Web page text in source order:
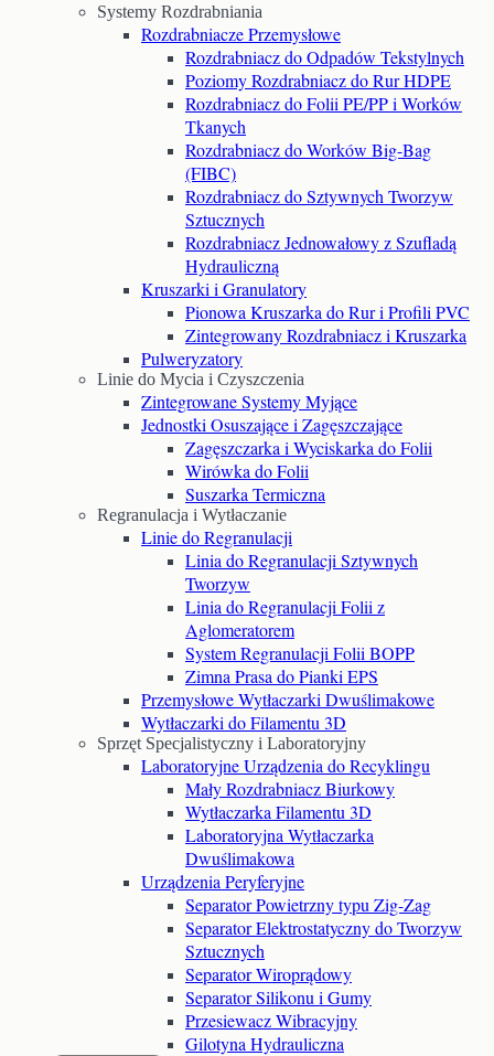
Systemy Rozdrabniania
Rozdrabniacze Przemysłowe
Rozdrabniacz do Odpadów Tekstylnych
Poziomy Rozdrabniacz do Rur HDPE
Rozdrabniacz do Folii PE/PP i Worków
Tkanych
Rozdrabniacz do Worków Big-Bag
(FIBC)
Rozdrabniacz do Sztywnych Tworzyw
Sztucznych
Rozdrabniacz Jednowałowy z Szufladą
Hydrauliczną
Kruszarki i Granulatory
Pionowa Kruszarka do Rur i Profili PVC
Zintegrowany Rozdrabniacz i Kruszarka
Pulweryzatory
Linie do Mycia i Czyszczenia
Zintegrowane Systemy Myjące
Jednostki Osuszające i Zagęszczające
Zagęszczarka i Wyciskarka do Folii
Wirówka do Folii
Suszarka Termiczna
Regranulacja i Wytłaczanie
Linie do Regranulacji
Linia do Regranulacji Sztywnych
Tworzyw
Linia do Regranulacji Folii z
Aglomeratorem
System Regranulacji Folii BOPP
Zimna Prasa do Pianki EPS
Przemysłowe Wytłaczarki Dwuślimakowe
Wytłaczarki do Filamentu 3D
Sprzęt Specjalistyczny i Laboratoryjny
Laboratoryjne Urządzenia do Recyklingu
Mały Rozdrabniacz Biurkowy
Wytłaczarka Filamentu 3D
Laboratoryjna Wytłaczarka
Dwuślimakowa
Urządzenia Peryferyjne
Separator Powietrzny typu Zig-Zag
Separator Elektrostatyczny do Tworzyw
Sztucznych
Separator Wiroprądowy
Separator Silikonu i Gumy
Przesiewacz Wibracyjny
Gilotyna Hydrauliczna